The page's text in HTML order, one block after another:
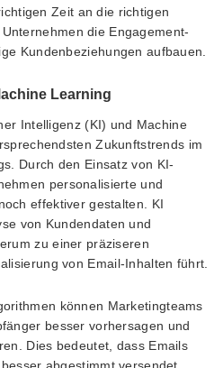
Zeit an die richtigen
die Engagement-
Kundenbeziehungen aufbauen.
Learning
Intelligenz (KI) und Machine
Zukunftstrends im
Durch den Einsatz von KI-
personalisierte und
effektiver gestalten. KI
von Kundendaten und
zu einer präziseren
von Email-Inhalten führt.
können Marketingteams
besser vorhersagen und
Dies bedeutet, dass Emails
abgestimmt versendet